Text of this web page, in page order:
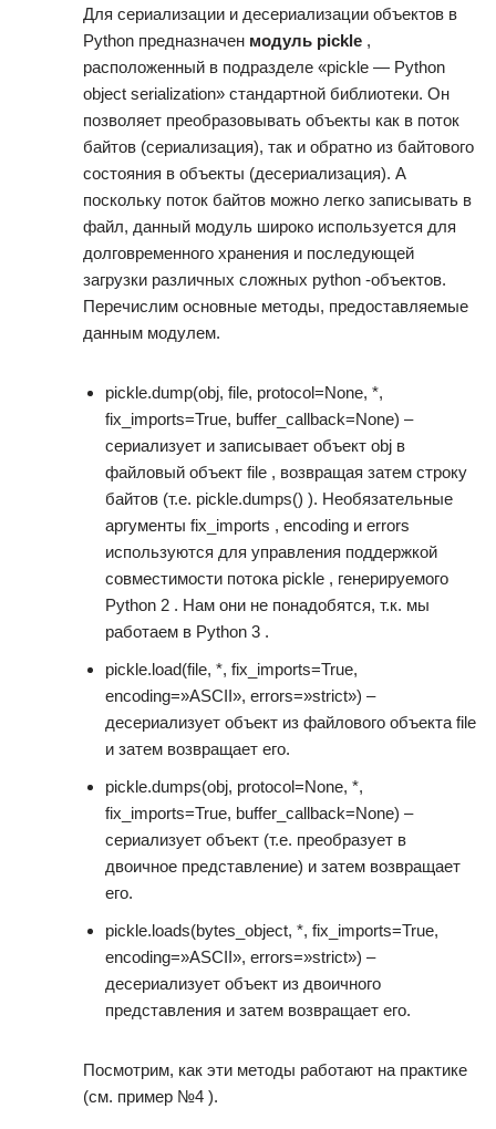
Для сериализации и десериализации объектов в
Python предназначен модуль pickle ,
расположенный в подразделе «pickle — Python
object serialization» стандартной библиотеки. Он
позволяет преобразовывать объекты как в поток
байтов (сериализация), так и обратно из байтового
состояния в объекты (десериализация). А
поскольку поток байтов можно легко записывать в
файл, данный модуль широко используется для
долговременного хранения и последующей
загрузки различных сложных python -объектов.
Перечислим основные методы, предоставляемые
данным модулем.
pickle.dump(obj, file, protocol=None, *,
fix_imports=True, buffer_callback=None) –
сериализует и записывает объект obj в
файловый объект file , возвращая затем строку
байтов (т.е. pickle.dumps() ). Необязательные
аргументы fix_imports , encoding и errors
используются для управления поддержкой
совместимости потока pickle , генерируемого
Python 2 . Нам они не понадобятся, т.к. мы
работаем в Python 3 .
pickle.load(file, *, fix_imports=True,
encoding=»ASCII», errors=»strict») –
десериализует объект из файлового объекта file
и затем возвращает его.
pickle.dumps(obj, protocol=None, *,
fix_imports=True, buffer_callback=None) –
сериализует объект (т.е. преобразует в
двоичное представление) и затем возвращает
его.
pickle.loads(bytes_object, *, fix_imports=True,
encoding=»ASCII», errors=»strict») –
десериализует объект из двоичного
представления и затем возвращает его.
Посмотрим, как эти методы работают на практике
(см. пример №4 ).